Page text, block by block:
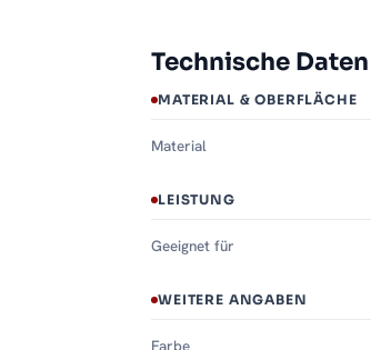
Technische Daten
MATERIAL & OBERFLÄCHE
Material
LEISTUNG
Geeignet für
WEITERE ANGABEN
Farbe